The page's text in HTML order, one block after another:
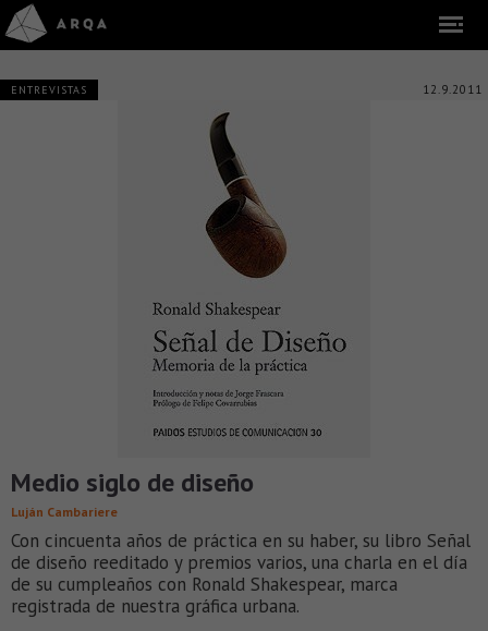
ENTREVISTAS 12.9.2011
Medio siglo de diseño
Luján Cambariere
Con cincuenta años de práctica en su haber, su libro Señal
de diseño reeditado y premios varios, una charla en el día
de su cumpleaños con Ronald Shakespear, marca
registrada de nuestra gráfica urbana.